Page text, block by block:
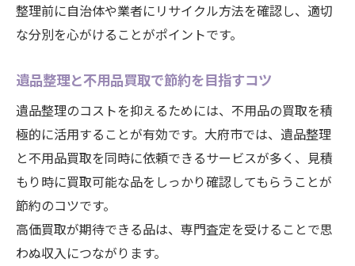
整理前に自治体や業者にリサイクル方法を確認し、適切
な分別を心がけることがポイントです。
遺品整理と不用品買取で節約を目指すコツ
遺品整理のコストを抑えるためには、不用品の買取を積
極的に活用することが有効です。大府市では、遺品整理
と不用品買取を同時に依頼できるサービスが多く、見積
もり時に買取可能な品をしっかり確認してもらうことが
節約のコツです。
高価買取が期待できる品は、専門査定を受けることで思
わぬ収入につながります。